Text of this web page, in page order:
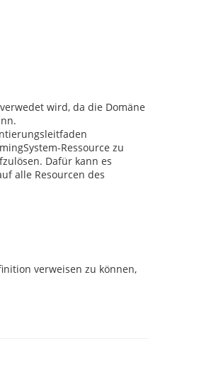
wird, da die Domäne
Ressource zu
Dafür kann es
alle Resourcen des
verweisen zu können,